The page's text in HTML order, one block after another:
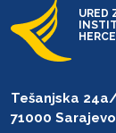
URED
Tešanjska
71000 Sarajevo